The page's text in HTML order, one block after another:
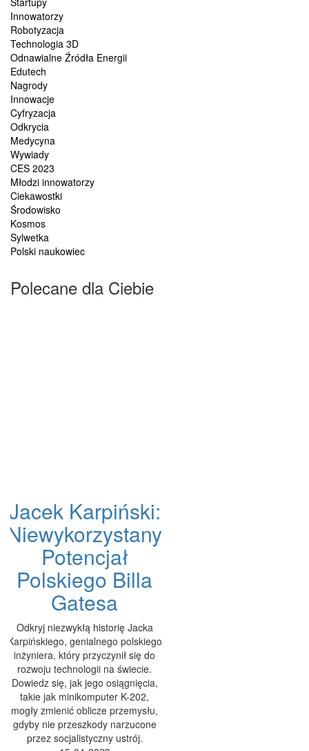
Innowatorzy
Robotyzacja
Technologia 3D
Odnawialne Źródła Energii
Edutech
Nagrody
Innowacje
Cyfryzacja
Odkrycia
Medycyna
Wywiady
CES 2023
Młodzi innowatorzy
Ciekawostki
Środowisko
Kosmos
Sylwetka
Polski naukowiec
Polecane dla Ciebie
Jacek Karpiński:
Niewykorzystany
Potencjał
Polskiego Billa
Gatesa
Odkryj niezwykłą historię Jacka
Karpińskiego, genialnego polskiego
inżyniera, który przyczynił się do
rozwoju technologii na świecie.
Dowiedz się, jak jego osiągnięcia,
takie jak minikomputer K-202,
mogły zmienić oblicze przemysłu,
gdyby nie przeszkody narzucone
przez socjalistyczny ustrój.